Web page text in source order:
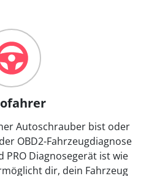
Autoschrauber bist oder
OBD2-Fahrzeugdiagnose
Diagnosegerät ist wie
dir, dein Fahrzeug